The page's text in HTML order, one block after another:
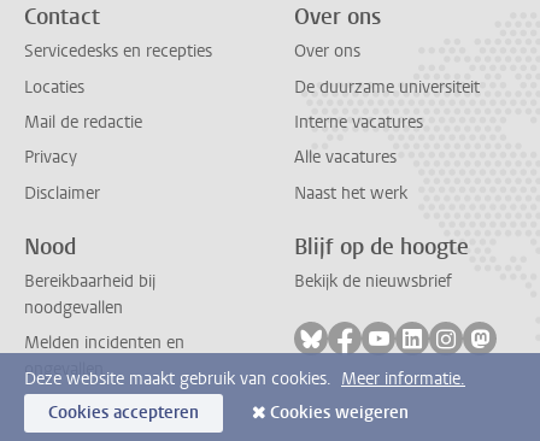
Contact
Servicedesks en recepties
Locaties
Mail de redactie
Privacy
Disclaimer
Over ons
Over ons
De duurzame universiteit
Interne vacatures
Alle vacatures
Naast het werk
Nood
Bereikbaarheid bij
noodgevallen
Melden incidenten en
ongevallen
Blijf op de hoogte
Bekijk de nieuwsbrief
Volg ons op bluesky
Volg ons op facebook
Volg ons op
Volg ons op
Volg ons
Volg
Deze website maakt gebruik van cookies. Meer informatie.
Cookies accepteren
Cookies weigeren